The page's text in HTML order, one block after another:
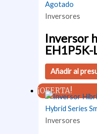
Agotado
Inversores
Inversor
Añadir al
¡OFERTA!
Inversores